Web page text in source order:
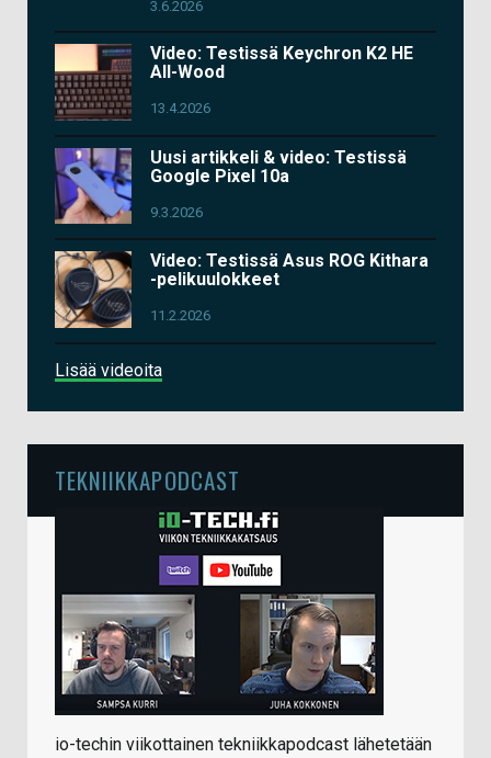
3.6.2026
Video: Testissä Keychron K2 HE
All-Wood
13.4.2026
Uusi artikkeli & video: Testissä
Google Pixel 10a
9.3.2026
Video: Testissä Asus ROG Kithara
-pelikuulokkeet
11.2.2026
Lisää videoita
TEKNIIKKAPODCAST
io-techin viikottainen tekniikkapodcast lähetetään